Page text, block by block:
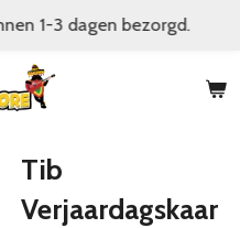
1-3 dagen bezorgd.
Tib
Verjaardagskaar